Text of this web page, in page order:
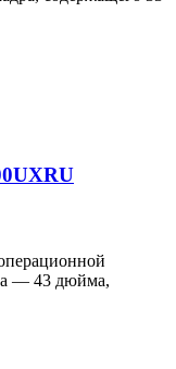
— 43 дюйма,